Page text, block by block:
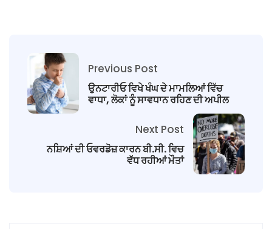
Previous Post
ਉਨਟਾਰੀਓ ਵਿਖੇ ਖੰਘ ਦੇ ਮਾਮਲਿਆਂ ਵਿੱਚ
ਵਾਧਾ, ਲੋਕਾਂ ਨੂੰ ਸਾਵਧਾਨ ਰਹਿਣ ਦੀ ਅਪੀਲ
Next Post
ਨਸ਼ਿਆਂ ਦੀ ਓਵਰਡੋਜ਼ ਕਾਰਨ ਬੀ.ਸੀ. ਵਿਚ
ਵੱਧ ਰਹੀਆਂ ਮੌਤਾਂ